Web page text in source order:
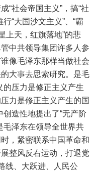
“社会帝国主义”，搞“社
“大国沙文主义”、“霸
上天，红旗落地”的悲
中共领导集团许多人参
像毛泽东那样当做社会
大事去思索研究。是毛
的压力是修正主义产生
力是修正主义产生的国
造性地提出了“无产阶
毛泽东在领导全世界共
，紧密联系中国革命和
整风反右运动，打退党
线、大跃进、人民公